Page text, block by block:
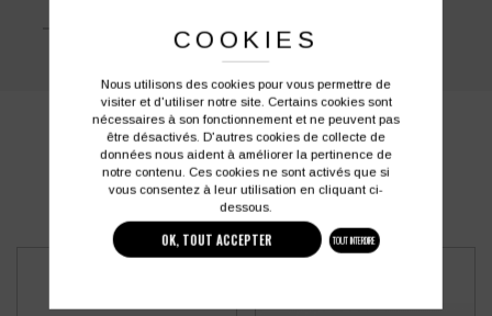
540 g la chaussure en 42
PRODUITS SIMILAIRES
COOKIES
Nous utilisons des cookies pour vous permettre de
visiter et d'utiliser notre site. Certains cookies sont
nécessaires à son fonctionnement et ne peuvent pas
être désactivés. D'autres cookies de collecte de
données nous aident à améliorer la pertinence de
notre contenu. Ces cookies ne sont activés que si
vous consentez à leur utilisation en cliquant ci-
dessous.
OK, TOUT ACCEPTER TOUT INTERDIRE